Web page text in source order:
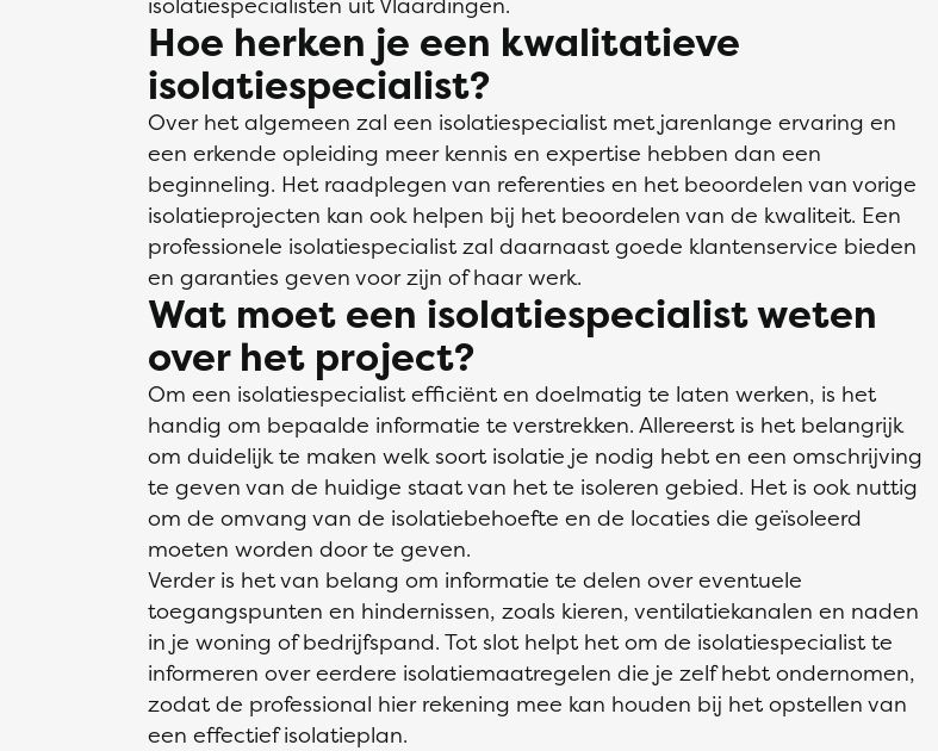
Hoe herken je een kwalitatieve
isolatiespecialist?
Over het algemeen zal een isolatiespecialist met jarenlange ervaring en
een erkende opleiding meer kennis en expertise hebben dan een
beginneling. Het raadplegen van referenties en het beoordelen van vorige
isolatieprojecten kan ook helpen bij het beoordelen van de kwaliteit. Een
professionele isolatiespecialist zal daarnaast goede klantenservice bieden
en garanties geven voor zijn of haar werk.
Wat moet een isolatiespecialist weten
over het project?
Om een isolatiespecialist efficiënt en doelmatig te laten werken, is het
handig om bepaalde informatie te verstrekken. Allereerst is het belangrijk
om duidelijk te maken welk soort isolatie je nodig hebt en een omschrijving
te geven van de huidige staat van het te isoleren gebied. Het is ook nuttig
om de omvang van de isolatiebehoefte en de locaties die geïsoleerd
moeten worden door te geven.
Verder is het van belang om informatie te delen over eventuele
toegangspunten en hindernissen, zoals kieren, ventilatiekanalen en naden
in je woning of bedrijfspand. Tot slot helpt het om de isolatiespecialist te
informeren over eerdere isolatiemaatregelen die je zelf hebt ondernomen,
zodat de professional hier rekening mee kan houden bij het opstellen van
een effectief isolatieplan.